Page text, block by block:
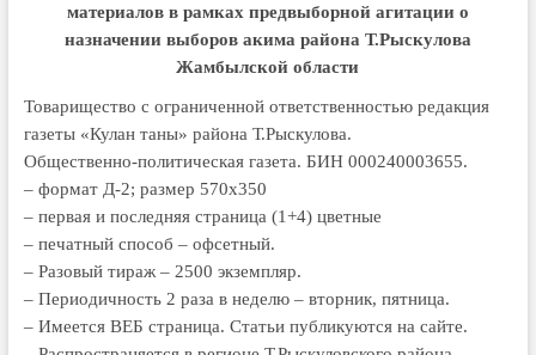
материалов в рамках предвыборной агитации о
назначении выборов акима района Т.Рыскулова
Жамбылской области
Товарищество с ограниченной ответственностью редакция
газеты «Кулан таны» района Т.Рыскулова.
Общественно-политическая газета. БИН 000240003655.
– формат Д-2; размер 570х350
– первая и последняя страница (1+4) цветные
– печатный способ – офсетный.
– Разовый тираж – 2500 экземпляр.
– Периодичность 2 раза в неделю – вторник, пятница.
– Имеется ВЕБ страница. Статьи публикуются на сайте.